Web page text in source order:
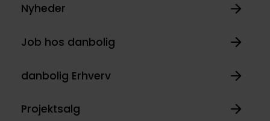
Nyheder
Job hos danbolig
danbolig Erhverv
Projektsalg